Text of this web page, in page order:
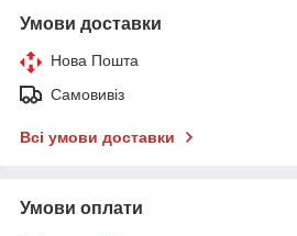
Умови доставки
Нова Пошта
Самовивіз
Всі умови доставки
Умови оплати